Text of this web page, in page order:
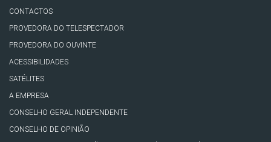
CONTACTOS
PROVEDORA DO TELESPECTADOR
PROVEDORA DO OUVINTE
ACESSIBILIDADES
SATÉLITES
A EMPRESA
CONSELHO GERAL INDEPENDENTE
CONSELHO DE OPINIÃO